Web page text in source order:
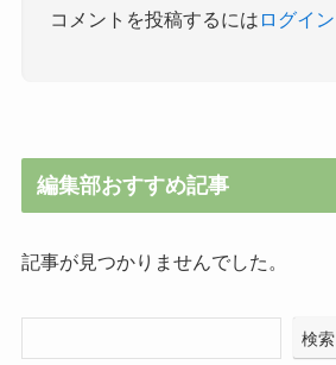
コメントを投稿するには ログイン
編集部おすすめ記事
記事が見つかりませんでした。
検索